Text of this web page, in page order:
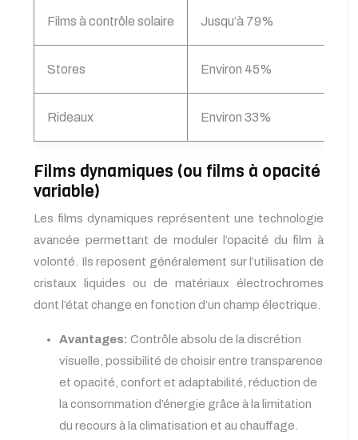
Films à contrôle solaire Jusqu’à 79%
Stores Environ 45%
Rideaux Environ 33%
Films dynamiques (ou films à opacité
variable)
Les films dynamiques représentent une technologie
avancée permettant de moduler l’opacité du film à
volonté. Ils reposent généralement sur l’utilisation de
cristaux liquides ou de matériaux électrochromes
dont l’état change en fonction d’un champ électrique.
Avantages: Contrôle absolu de la discrétion
visuelle, possibilité de choisir entre transparence
et opacité, confort et adaptabilité, réduction de
la consommation d’énergie grâce à la limitation
du recours à la climatisation et au chauffage.